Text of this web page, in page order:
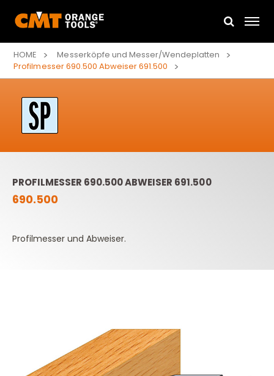
HOME
Messerköpfe und Messer/Wendeplatten
Profilmesser 690.500 Abweiser 691.500
PROFILMESSER 690.500 ABWEISER 691.500
690.500
Profilmesser und Abweiser.